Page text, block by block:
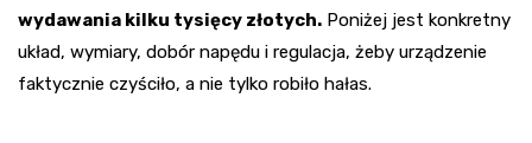
wydawania kilku tysięcy złotych. Poniżej jest konkretny
układ, wymiary, dobór napędu i regulacja, żeby urządzenie
faktycznie czyściło, a nie tylko robiło hałas.